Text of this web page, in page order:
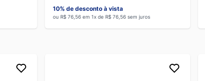
10% de desconto à vista
ou R$ 76,56 em 1x de R$ 76,56 sem juros